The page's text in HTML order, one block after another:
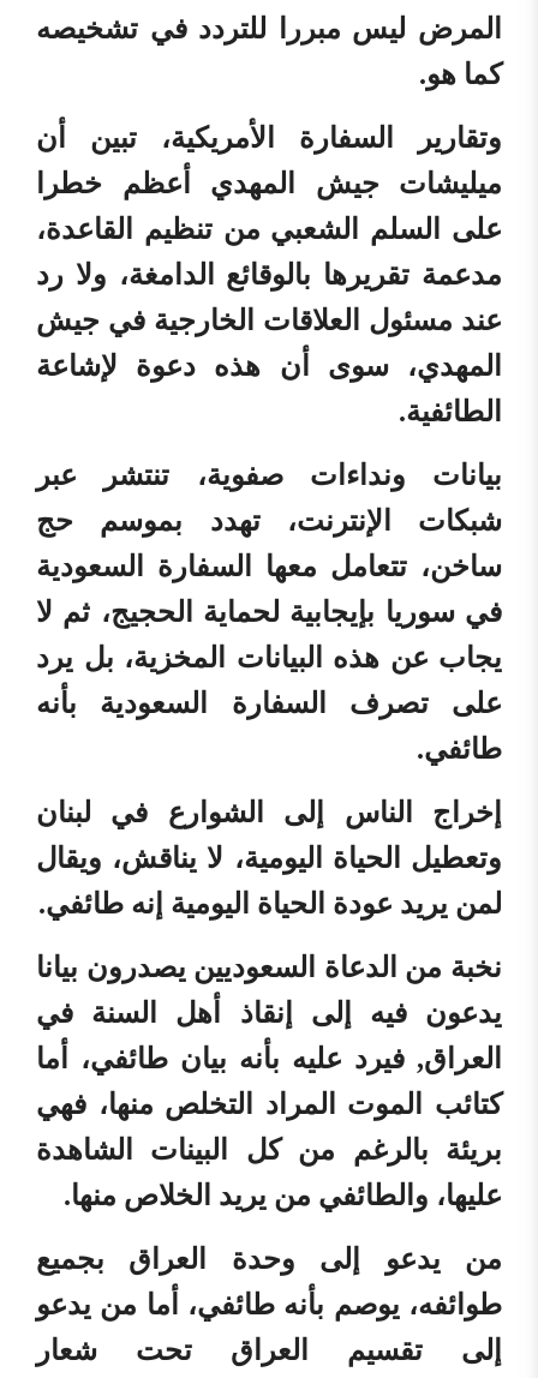
المرض ليس مبررا للتردد في تشخيصه
كما هو.
وتقارير السفارة الأمريكية، تبين أن
ميليشات جيش المهدي أعظم خطرا
على السلم الشعبي من تنظيم القاعدة،
مدعمة تقريرها بالوقائع الدامغة، ولا رد
عند مسئول العلاقات الخارجية في جيش
المهدي، سوى أن هذه دعوة لإشاعة
الطائفية.
بيانات ونداءات صفوية، تنتشر عبر
شبكات الإنترنت، تهدد بموسم حج
ساخن، تتعامل معها السفارة السعودية
في سوريا بإيجابية لحماية الحجيج، ثم لا
يجاب عن هذه البيانات المخزية، بل يرد
على تصرف السفارة السعودية بأنه
طائفي.
إخراج الناس إلى الشوارع في لبنان
وتعطيل الحياة اليومية، لا يناقش، ويقال
لمن يريد عودة الحياة اليومية إنه طائفي.
نخبة من الدعاة السعوديين يصدرون بيانا
يدعون فيه إلى إنقاذ أهل السنة في
العراق, فيرد عليه بأنه بيان طائفي، أما
كتائب الموت المراد التخلص منها، فهي
بريئة بالرغم من كل البينات الشاهدة
عليها، والطائفي من يريد الخلاص منها.
من يدعو إلى وحدة العراق بجميع
طوائفه، يوصم بأنه طائفي، أما من يدعو
إلى تقسيم العراق تحت شعار